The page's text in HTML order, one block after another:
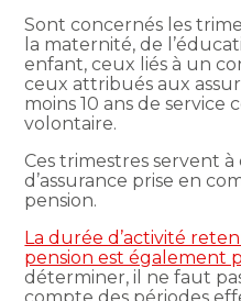
Sont concernés les
la maternité, de
enfant, ceux liés à un
ceux attribués aux
moins 10 ans de
volontaire.
Ces trimestres servent
d’assurance prise en
pension.
La durée d’activité
pension est également
déterminer, il ne faut